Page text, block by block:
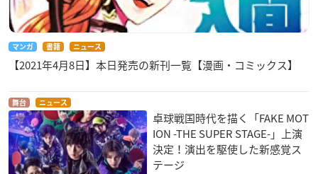
マンガ 書籍 ニュース
【2021年4月8日】本日発売の新刊一覧【漫画・コミックス】
舞台 ニュース
卓球戦国時代を描く「FAKE MOT
ION -THE SUPER STAGE-」上演
決定！演出を駆使した新感覚ス
テージ